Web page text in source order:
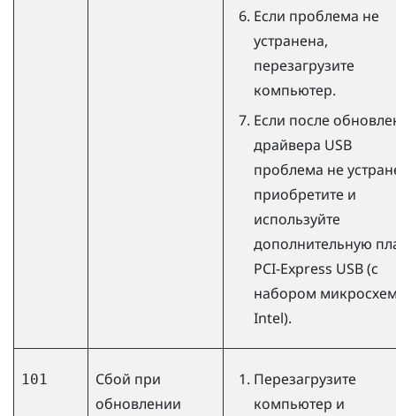
Если проблема не
устранена,
перезагрузите
компьютер.
Если после
драйвера USB
проблема не
приобретите и
используйте
дополнительную
PCI-Express USB (с
набором
Intel).
101
Сбой при
обновлении
Перезагрузите
компьютер и